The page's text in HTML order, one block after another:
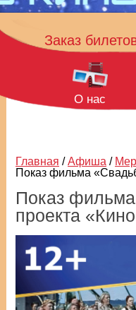
Заказ
О нас
Главная / Афиша /
Показ фильма
Показ
проекта